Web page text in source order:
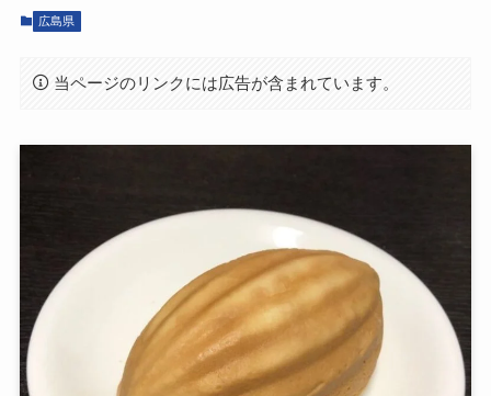
広島県
当ページのリンクには広告が含まれています。